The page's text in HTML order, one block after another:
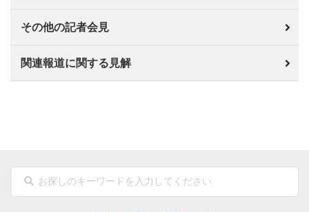
その他の記者会見
関連報道に関する見解